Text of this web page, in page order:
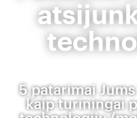
5 patarimai
kaip turiningai